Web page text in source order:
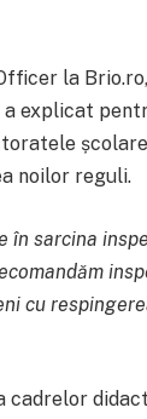
la
a explicat
noilor reguli.
în sarcina
cu
cadrelor